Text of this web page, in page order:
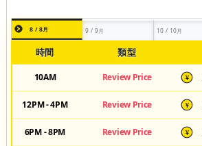
8 / 8月 9 / 9月 10 / 10月
時間 類型
10AM Review Price ¥
12PM - 4PM Review Price ¥
6PM - 8PM Review Price ¥